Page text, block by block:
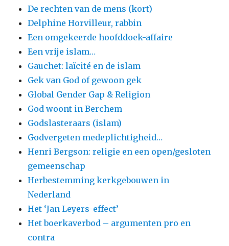
De rechten van de mens (kort)
Delphine Horvilleur, rabbin
Een omgekeerde hoofddoek-affaire
Een vrije islam…
Gauchet: laïcité en de islam
Gek van God of gewoon gek
Global Gender Gap & Religion
God woont in Berchem
Godslasteraars (islam)
Godvergeten medeplichtigheid…
Henri Bergson: religie en een open/gesloten
gemeenschap
Herbestemming kerkgebouwen in
Nederland
Het ‘Jan Leyers-effect’
Het boerkaverbod – argumenten pro en
contra